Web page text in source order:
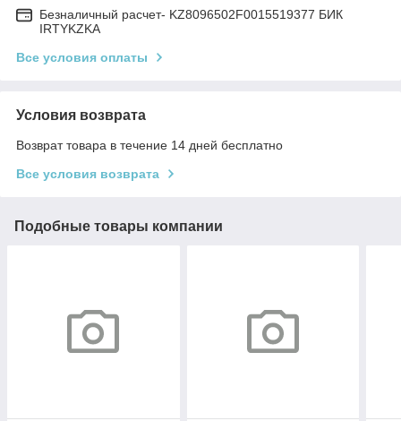
Безналичный расчет- KZ8096502F0015519377 БИК
IRTYKZKA
Все условия оплаты
Условия возврата
Возврат товара в течение 14 дней бесплатно
Все условия возврата
Подобные товары компании